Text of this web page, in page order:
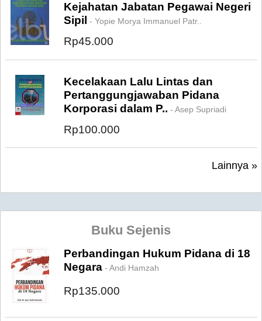
Kejahatan Jabatan Pegawai Negeri
Sipil
- Yopie Morya Immanuel Patr..
Rp45.000
Kecelakaan Lalu Lintas dan
Pertanggungjawaban Pidana
Korporasi dalam P.. - Asep Supriadi
Rp100.000
Lainnya »
Buku Sejenis
Perbandingan Hukum Pidana di 18
Negara - Andi Hamzah
Rp135.000